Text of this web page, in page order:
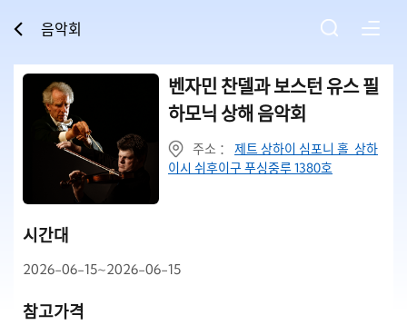
음악회
벤자민 찬델과 보스턴 유스 필
하모닉 상해 음악회
주소 ： 제트 상하이 심포니 홀 상하
이시 쉬후이구 푸싱중루 1380호
시간대
2026-06-15~2026-06-15
참고가격